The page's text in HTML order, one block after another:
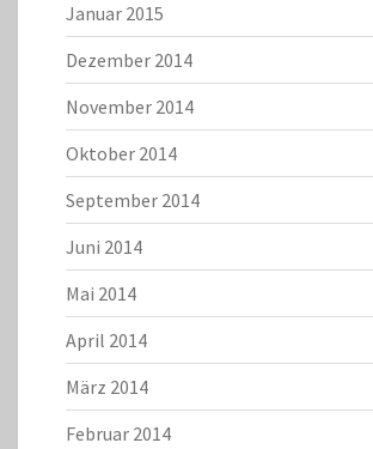
Januar 2015
Dezember 2014
November 2014
Oktober 2014
September 2014
Juni 2014
Mai 2014
April 2014
März 2014
Februar 2014